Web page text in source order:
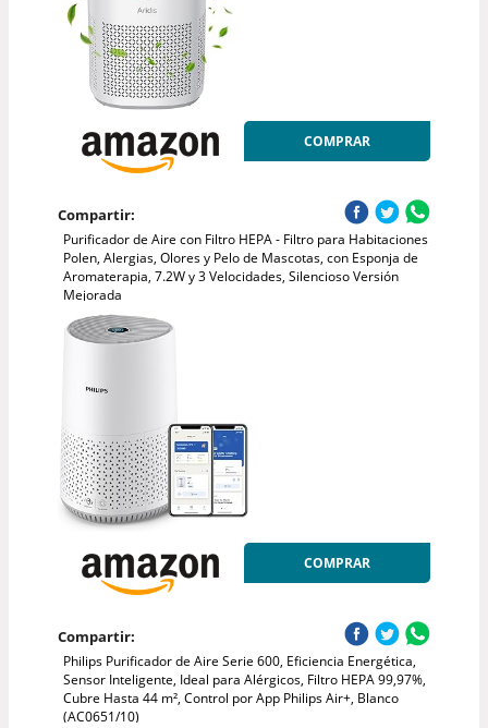
COMPRAR
Compartir:
Purificador de Aire con Filtro HEPA - Filtro para Habitaciones
Polen, Alergias, Olores y Pelo de Mascotas, con Esponja de
Aromaterapia, 7.2W y 3 Velocidades, Silencioso Versión
Mejorada
COMPRAR
Compartir:
Philips Purificador de Aire Serie 600, Eficiencia Energética,
Sensor Inteligente, Ideal para Alérgicos, Filtro HEPA 99,97%,
Cubre Hasta 44 m², Control por App Philips Air+, Blanco
(AC0651/10)